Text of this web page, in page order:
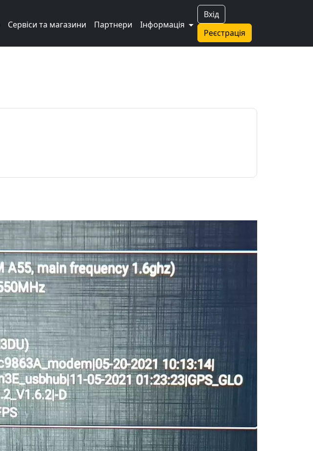
Вхід
Реєстрація
Сервіси та магазини Партнери Інформація